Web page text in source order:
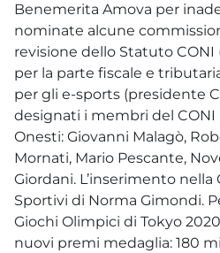
Benemerita Amova per
nominate alcune
revisione dello Statuto
per la parte fiscale e
per gli e-sports (presidente
designati i membri del CONI
Onesti: Giovanni Malagò,
Mornati, Mario Pescante,
Giordani. L’inserimento
Sportivi di Norma Gimondi.
Giochi Olimpici di Tokyo
nuovi premi medaglia: 180